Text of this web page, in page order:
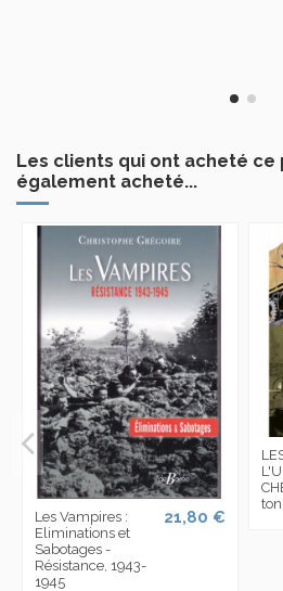
Les clients qui ont acheté
également acheté...
Les Vampires :
Eliminations et
Sabotages -
Résistance, 1943-
1945
21,80 €